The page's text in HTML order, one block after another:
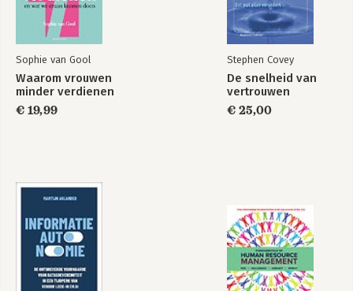
Sophie van Gool
Waarom vrouwen
minder verdienen
€ 19,99
Stephen Covey
De snelheid van
vertrouwen
€ 25,00